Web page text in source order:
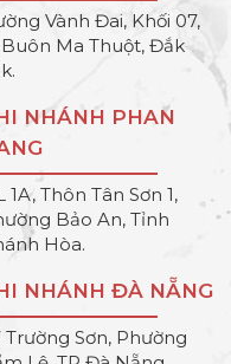
Vành Đai, Khối 07,
Buôn Ma Thuột, Đắk
NHÁNH PHAN
1A, Thôn Tân Sơn 1,
Bảo An, Tỉnh
Hòa.
NHÁNH ĐÀ NẴNG
Trường Sơn, Phường